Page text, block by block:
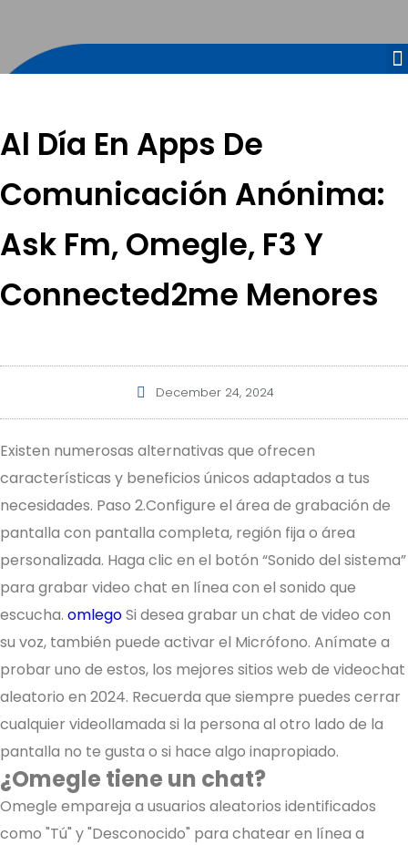
Al Día En Apps De
Comunicación Anónima:
Ask Fm, Omegle, F3 Y
Connected2me Menores
December 24, 2024
Existen numerosas alternativas que ofrecen
características y beneficios únicos adaptados a tus
necesidades. Paso 2.Configure el área de grabación de
pantalla con pantalla completa, región fija o área
personalizada. Haga clic en el botón “Sonido del sistema”
para grabar video chat en línea con el sonido que
escucha. omlegoSi desea grabar un chat de video con
su voz, también puede activar el Micrófono. Anímate a
probar uno de estos, los mejores sitios web de videochat
aleatorio en 2024. Recuerda que siempre puedes cerrar
cualquier videollamada si la persona al otro lado de la
pantalla no te gusta o si hace algo inapropiado.
¿Omegle tiene un chat?
Omegle empareja a usuarios aleatorios identificados
como "Tú" y "Desconocido" para chatear en línea a